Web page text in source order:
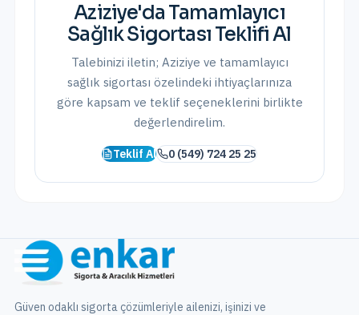
Aziziye'da Tamamlayıcı
Sağlık Sigortası Teklifi Al
Talebinizi iletin; Aziziye ve tamamlayıcı
sağlık sigortası özelindeki ihtiyaçlarınıza
göre kapsam ve teklif seçeneklerini birlikte
değerlendirelim.
Teklif Al 0 (549) 724 25 25
Güven odaklı sigorta çözümleriyle ailenizi, işinizi ve